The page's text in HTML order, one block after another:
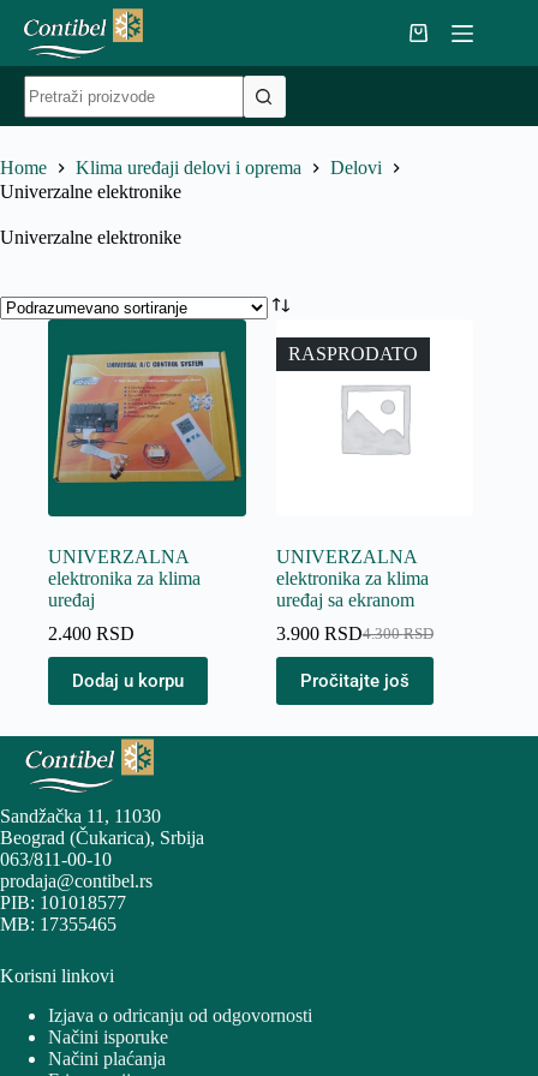
content
Shopping
cart
results
Home Klima uređaji delovi i oprema
Delovi
Univerzalne elektronike
Univerzalne elektronike
UNIVERZALNA
elektronika za klima
uređaj
2.400 RSD
Dodaj u korpu
RASPRODATO
UNIVERZALNA
elektronika za klima
uređaj sa ekranom
4.300RSD
Originalna
je
bila:
3.900 RSDTrenutna
je:
3.900 RSD.
Pročitajte još
Sandžačka 11, 11030
Beograd (Čukarica), Srbija
063/811-00-10
prodaja@contibel.rs
PIB: 101018577
MB: 17355465
Korisni linkovi
Izjava o odricanju od odgovornosti
Načini isporuke
Načini plaćanja